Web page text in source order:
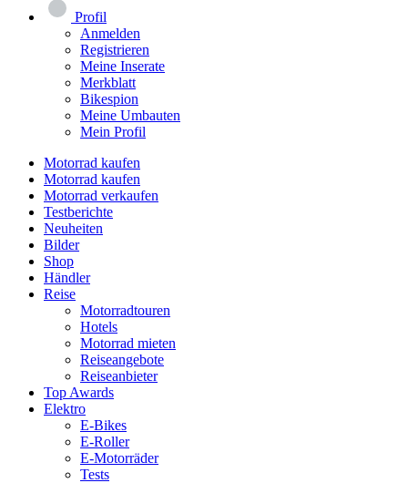
Profil
Anmelden
Registrieren
Meine Inserate
Merkblatt
Bikespion
Meine Umbauten
Mein Profil
Motorrad kaufen
Motorrad kaufen
Motorrad verkaufen
Testberichte
Neuheiten
Bilder
Shop
Händler
Reise
Motorradtouren
Hotels
Motorrad mieten
Reiseangebote
Reiseanbieter
Top Awards
Elektro
E-Bikes
E-Roller
E-Motorräder
Tests